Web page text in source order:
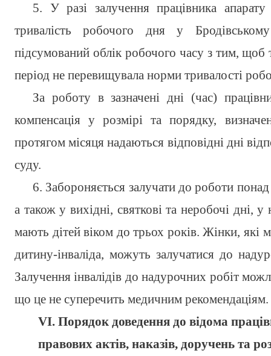
5. У разі залучення працівника
тривалість робочого дня у
підсумований облік робочого часу з тим, щоб
період не перевищувала норми тривалості
За роботу в зазначені дні (час)
компенсація у розмірі та порядку,
протягом місяця надаються відповідні дні
суду.
6. Забороняється залучати до роботи
а також у вихідні, святкові та неробочі дні,
мають дітей віком до трьох років. Жінки, які
дитину-інваліда, можуть залучатися до
Залучення інвалідів до надурочних робіт
що це не суперечить медичним рекомендаціям.
VІ. Порядок доведення до відома
правових актів, наказів, доручень та